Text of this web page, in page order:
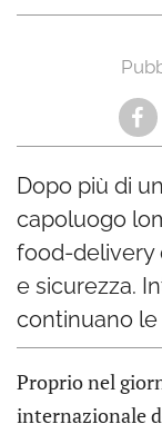
Dopo più di
capoluogo
food-delivery
e sicurezza.
continuano le
Proprio nel
internazionale